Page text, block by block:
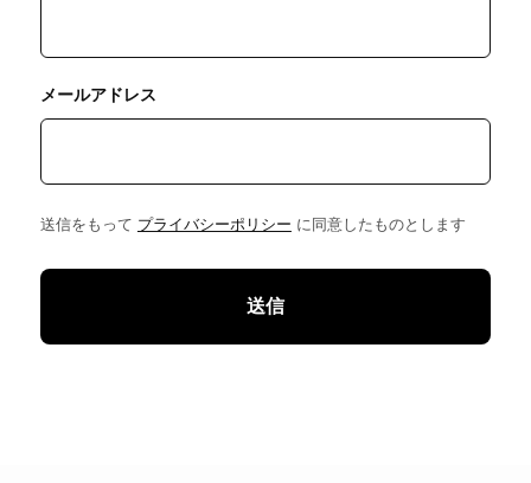
メールアドレス
送信をもって プライバシーポリシー に同意したものとします